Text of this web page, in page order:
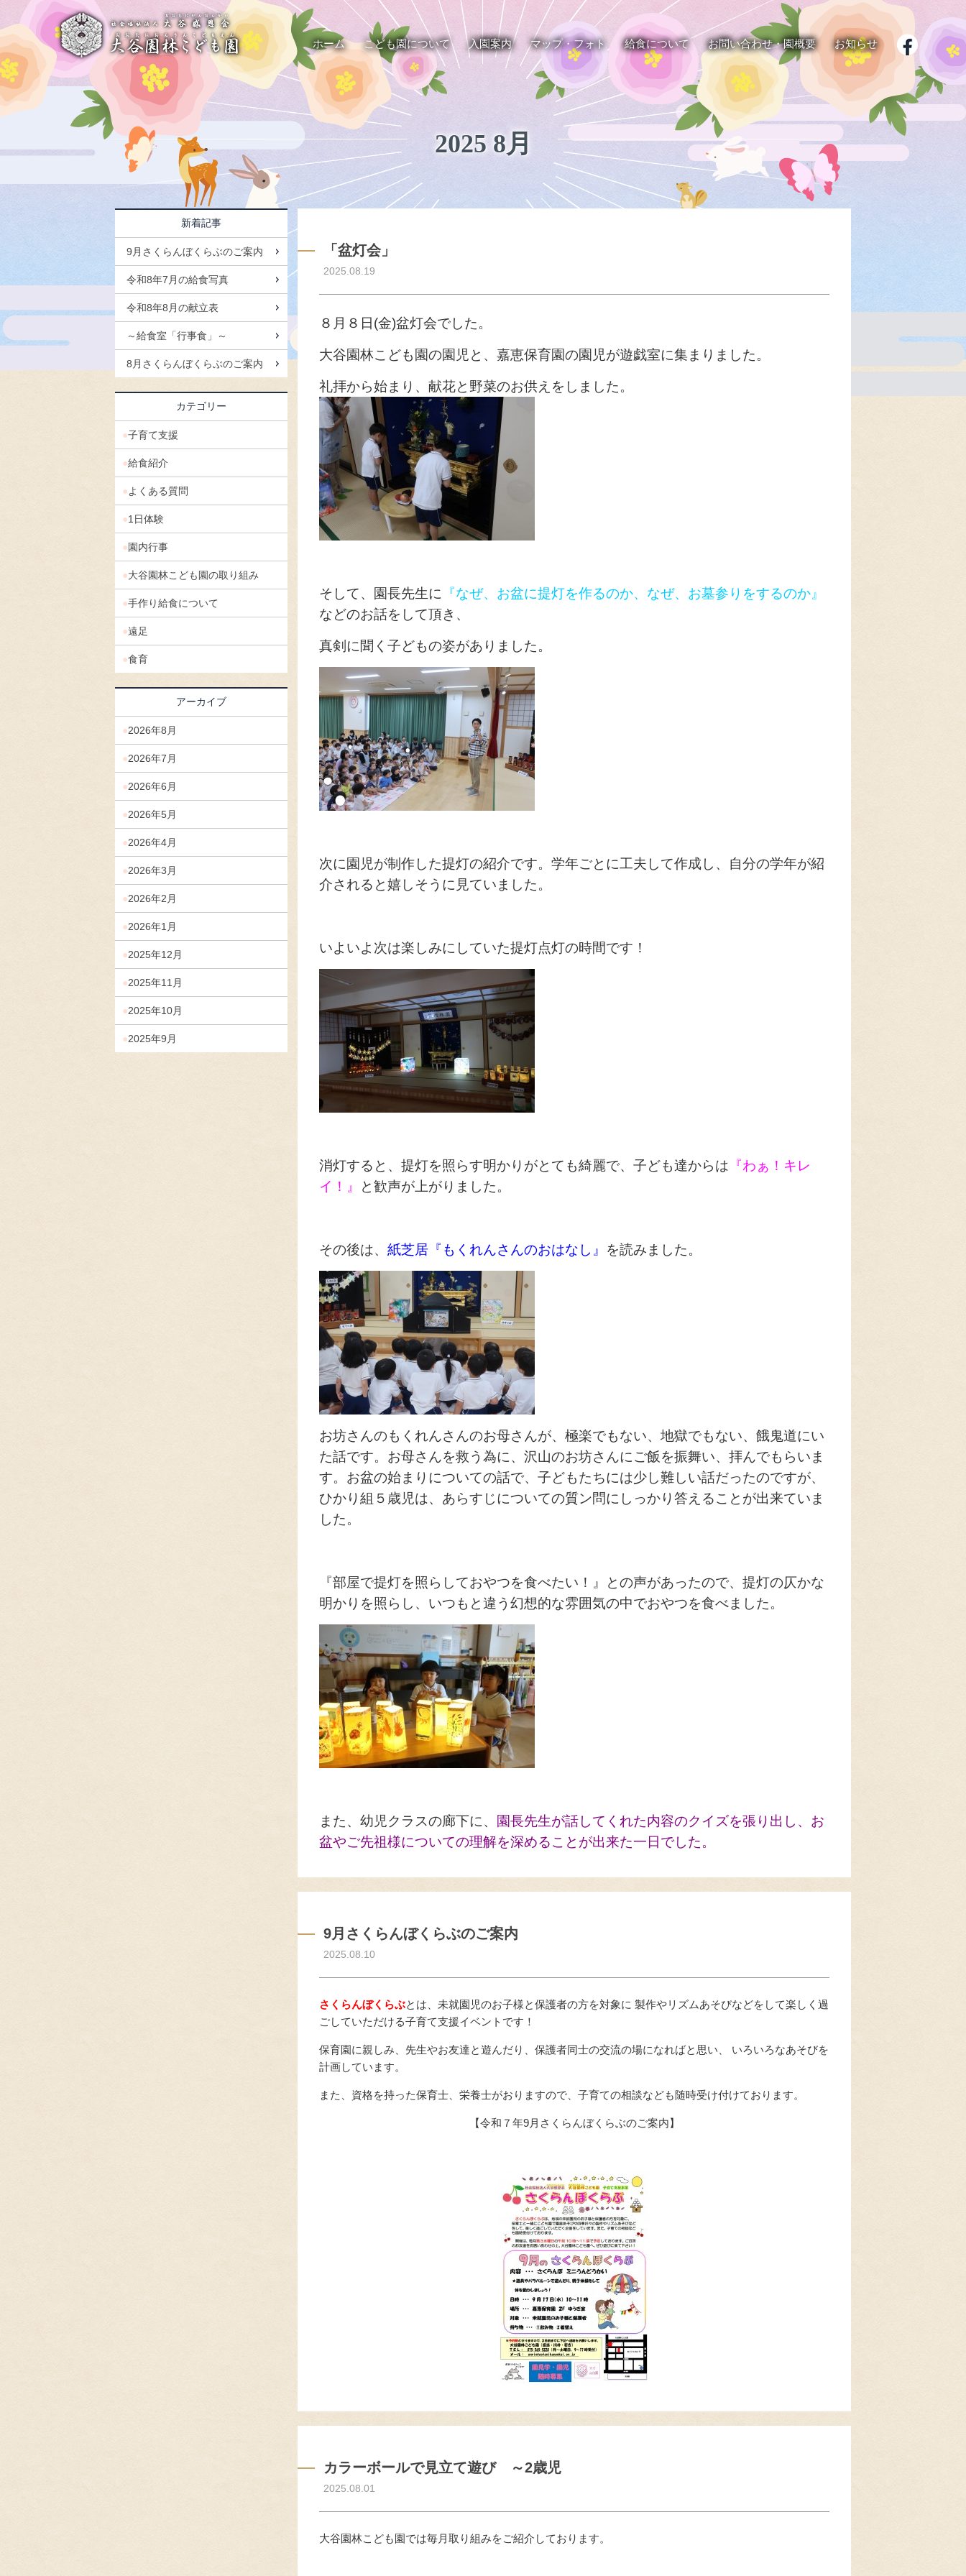
ホーム こども園について 入園案内 マップ・フォト 給食について お問い合わせ・園概要 お知らせ
子育て支援
給食紹介
よくある質問
園内行事
大谷園林こども園の取り
遠足
食育
2025 8月
新着記事
9月さくらんぼくらぶのご案内
令和8年7月の給食写真
令和8年8月の献立表
～給食室「行事食」～
8月さくらんぼくらぶのご案内
カテゴリー
子育て支援
給食紹介
よくある質問
1日体験
園内行事
大谷園林こども園の取り組み
手作り給食について
遠足
食育
アーカイブ
2026年8月
2026年7月
2026年6月
2026年5月
2026年4月
2026年3月
2026年2月
2026年1月
2025年12月
2025年11月
2025年10月
2025年9月
「盆灯会」
2025.08.19
８月８日(金)盆灯会でした。
大谷園林こども園の園児と、嘉恵保育園の園児が遊戯室に集まりました。
礼拝から始まり、献花と野菜のお供えをしました。
そして、園長先生に 『なぜ、お盆に提灯を作るのか、なぜ、お墓参りをするのか』
などのお話をして頂き、
真剣に聞く子どもの姿がありました。
次に園児が制作した提灯の紹介です。学年ごとに工夫して作成し、自分の学年が紹
介されると嬉しそうに見ていました。
いよいよ次は楽しみにしていた提灯点灯の時間です！
消灯すると、提灯を照らす明かりがとても綺麗で、子ども達からは 『わぁ！キレ
イ！』
と歓声が上がりました。
その後は、 紙芝居『もくれんさんのおはなし』 を読みました。
お坊さんのもくれんさんのお母さんが、極楽でもない、地獄でもない、餓鬼道にい
た話です。お母さんを救う為に、沢山のお坊さんにご飯を振舞い、拝んでもらいま
す。お盆の始まりについての話で、子どもたちには少し難しい話だったのですが、
ひかり組５歳児は、あらすじについての質ン問にしっかり答えることが出来ていま
した。
『部屋で提灯を照らしておやつを食べたい！』との声があったので、提灯の仄かな
明かりを照らし、いつもと違う幻想的な雰囲気の中でおやつを食べました。
また、幼児クラスの廊下に、
園長先生が話してくれた内容のクイズを張り出し、お
盆やご先祖様についての理解を深めることが出来た一日でした。
9月さくらんぼくらぶのご案内
2025.08.10
さくらんぼくらぶとは、未就園児のお子様と保護者の方を対象に 製作やリズムあそびなどをして楽しく過
ごしていただける子育て支援イベントです！
保育園に親しみ、先生やお友達と遊んだり、保護者同士の交流の場になればと思い、 いろいろなあそびを
計画しています。
また、資格を持った保育士、栄養士がおりますので、子育ての相談なども随時受け付けております。
【令和７年9月さくらんぼくらぶのご案内】
カラーボールで見立て遊び ～2歳児
2025.08.01
大谷園林こども園では毎月取り組みをご紹介しております。